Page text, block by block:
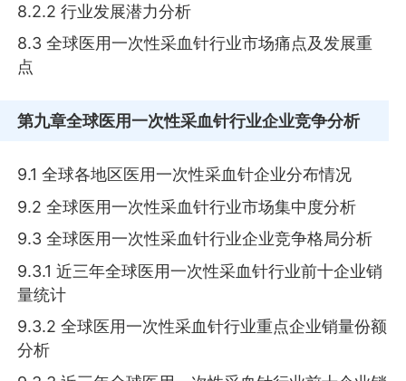
8.2.2 行业发展潜力分析
8.3 全球医用一次性采血针行业市场痛点及发展重
点
第九章全球医用一次性采血针行业企业竞争分析
9.1 全球各地区医用一次性采血针企业分布情况
9.2 全球医用一次性采血针行业市场集中度分析
9.3 全球医用一次性采血针行业企业竞争格局分析
9.3.1 近三年全球医用一次性采血针行业前十企业销
量统计
9.3.2 全球医用一次性采血针行业重点企业销量份额
分析